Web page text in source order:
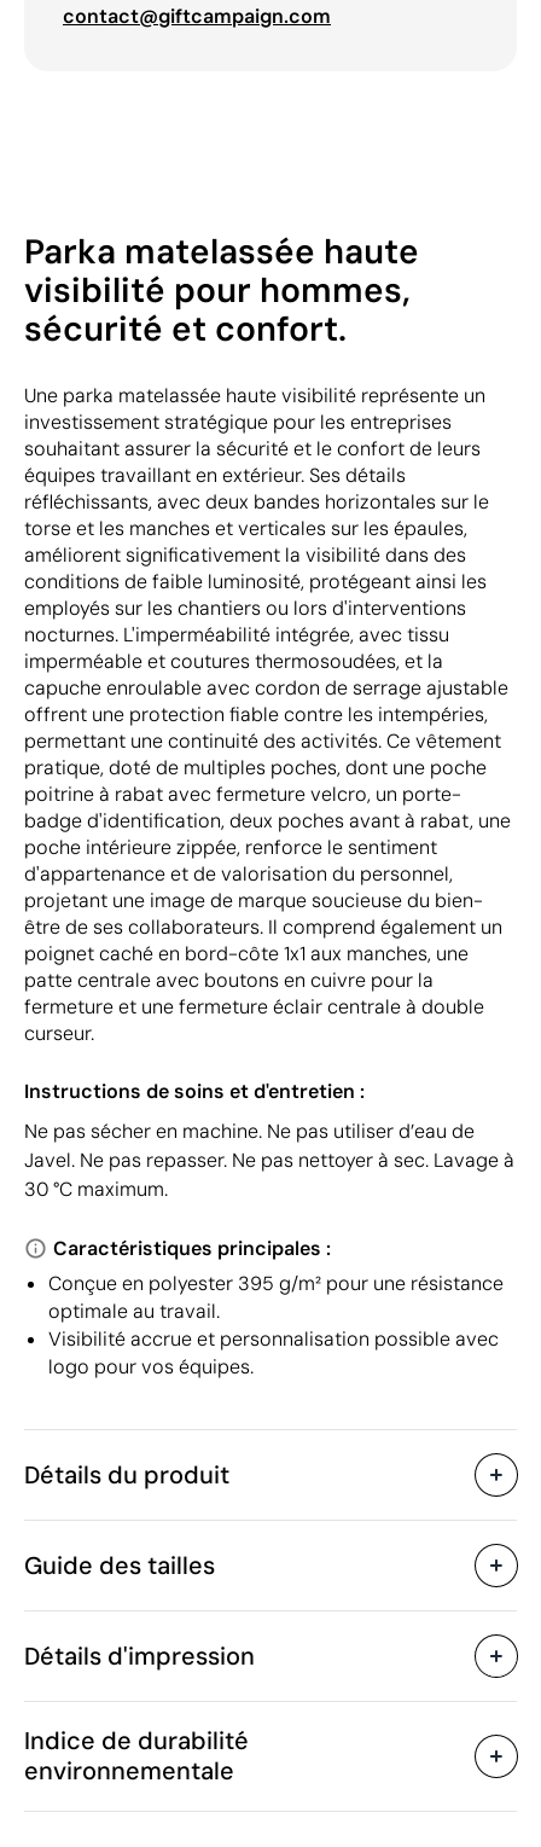
contact@giftcampaign.com
Parka matelassée haute
visibilité pour hommes,
sécurité et confort.
Une parka matelassée haute visibilité représente un
investissement stratégique pour les entreprises
souhaitant assurer la sécurité et le confort de leurs
équipes travaillant en extérieur. Ses détails
réfléchissants, avec deux bandes horizontales sur le
torse et les manches et verticales sur les épaules,
améliorent significativement la visibilité dans des
conditions de faible luminosité, protégeant ainsi les
employés sur les chantiers ou lors d'interventions
nocturnes. L'imperméabilité intégrée, avec tissu
imperméable et coutures thermosoudées, et la
capuche enroulable avec cordon de serrage ajustable
offrent une protection fiable contre les intempéries,
permettant une continuité des activités. Ce vêtement
pratique, doté de multiples poches, dont une poche
poitrine à rabat avec fermeture velcro, un porte-
badge d'identification, deux poches avant à rabat, une
poche intérieure zippée, renforce le sentiment
d'appartenance et de valorisation du personnel,
projetant une image de marque soucieuse du bien-
être de ses collaborateurs. Il comprend également un
poignet caché en bord-côte 1x1 aux manches, une
patte centrale avec boutons en cuivre pour la
fermeture et une fermeture éclair centrale à double
curseur.
Instructions de soins et d'entretien :
Ne pas sécher en machine. Ne pas utiliser d’eau de
Javel. Ne pas repasser. Ne pas nettoyer à sec. Lavage à
30 °C maximum.
Caractéristiques principales :
Conçue en polyester 395 g/m² pour une résistance
optimale au travail.
Visibilité accrue et personnalisation possible avec
logo pour vos équipes.
Détails du produit
Caractéristiques
Code du produit
Matière
Pays de fabrication
Myanmar (Birmanie)
Marque
Code Intrastat
Guide des tailles
Détails d'impression
Indice de durabilité
environnementale